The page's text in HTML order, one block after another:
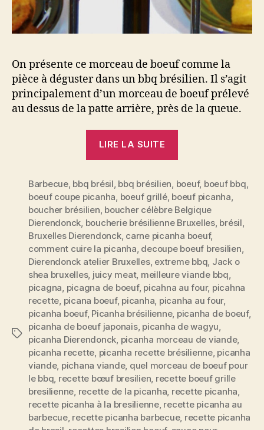
On présente ce morceau de boeuf comme la
pièce à déguster dans un bbq brésilien. Il s’agit
principalement d’un morceau de boeuf prélevé
au dessus de la patte arrière, près de la queue.
LIRE LA SUITE
morceau
de
boeuf
qui
sent
bon
le
Brésil »
Étiquettes
Barbecue, bbq brésil bbq brésilien boeuf, boeuf bbq
boeuf coupe picanha boeuf grillé, boeuf picanha
boucher brésilien boucher célèbre Belgique
Dierendonck boucherie brésilienne Bruxelles, brésil
Bruxelles Dierendonck, carne picanha boeuf,
comment cuire la picanha decoupe boeuf bresilien
Dierendonck atelier Bruxelles, extreme bbq Jack o
shea bruxelles, juicy meat, meilleure viande bbq
picagna picagna de boeuf, picahna au four, picahna
recette picana boeuf, picanha picanha au four,
picanha boeuf, Picanha brésilienne, picanha de boeuf,
picanha de boeuf japonais, picanha de wagyu
picanha Dierendonck picanha morceau de viande,
picanha recette picanha recette brésilienne, picanha
viande, pichana viande, quel morceau de boeuf pour
le bbq recette bœuf bresilien recette boeuf grille
bresilienne recette de la picanha recette picanha
recette picanha à la bresilienne, recette picanha au
barbecue, recette picanha barbecue, recette picanha